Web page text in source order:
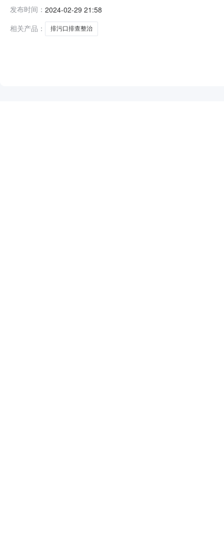
五、合同内容详见附件六、联系方式：采购人名称：株
发布时间： 2024-02-29 21:58
相关产品：
排污口排查整治